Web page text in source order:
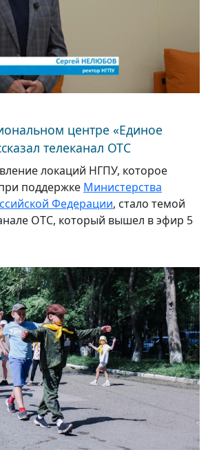
центре «Единое
телеканал ОТС
локаций НГПУ, которое
поддержке Министерства
Федерации, стало темой
ОТС, который вышел в эфир 5